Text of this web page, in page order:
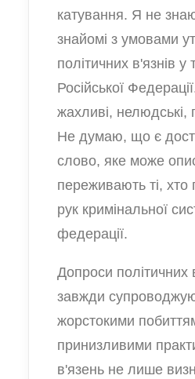
катування. Я не
знайомі з умовами
політичних в'язнів
Російської
жахливі, нелюдські,
Не думаю, що є
слово, яке може
переживають ті, хто
рук кримінальної
федерації.
Допроси політичних
завжди
жорстокими
принизливими
в'язень не лише